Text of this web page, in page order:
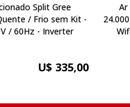
Split Gree
/ Frio sem Kit -
/ 60Hz - Inverter
U$ 335,00
Ar